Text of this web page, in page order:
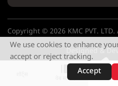
वेब स्टोरीज़
Copyright © 2026 KMC PVT.
Designed &
We use cookies to enhance
accept or reject tracking.
Accept